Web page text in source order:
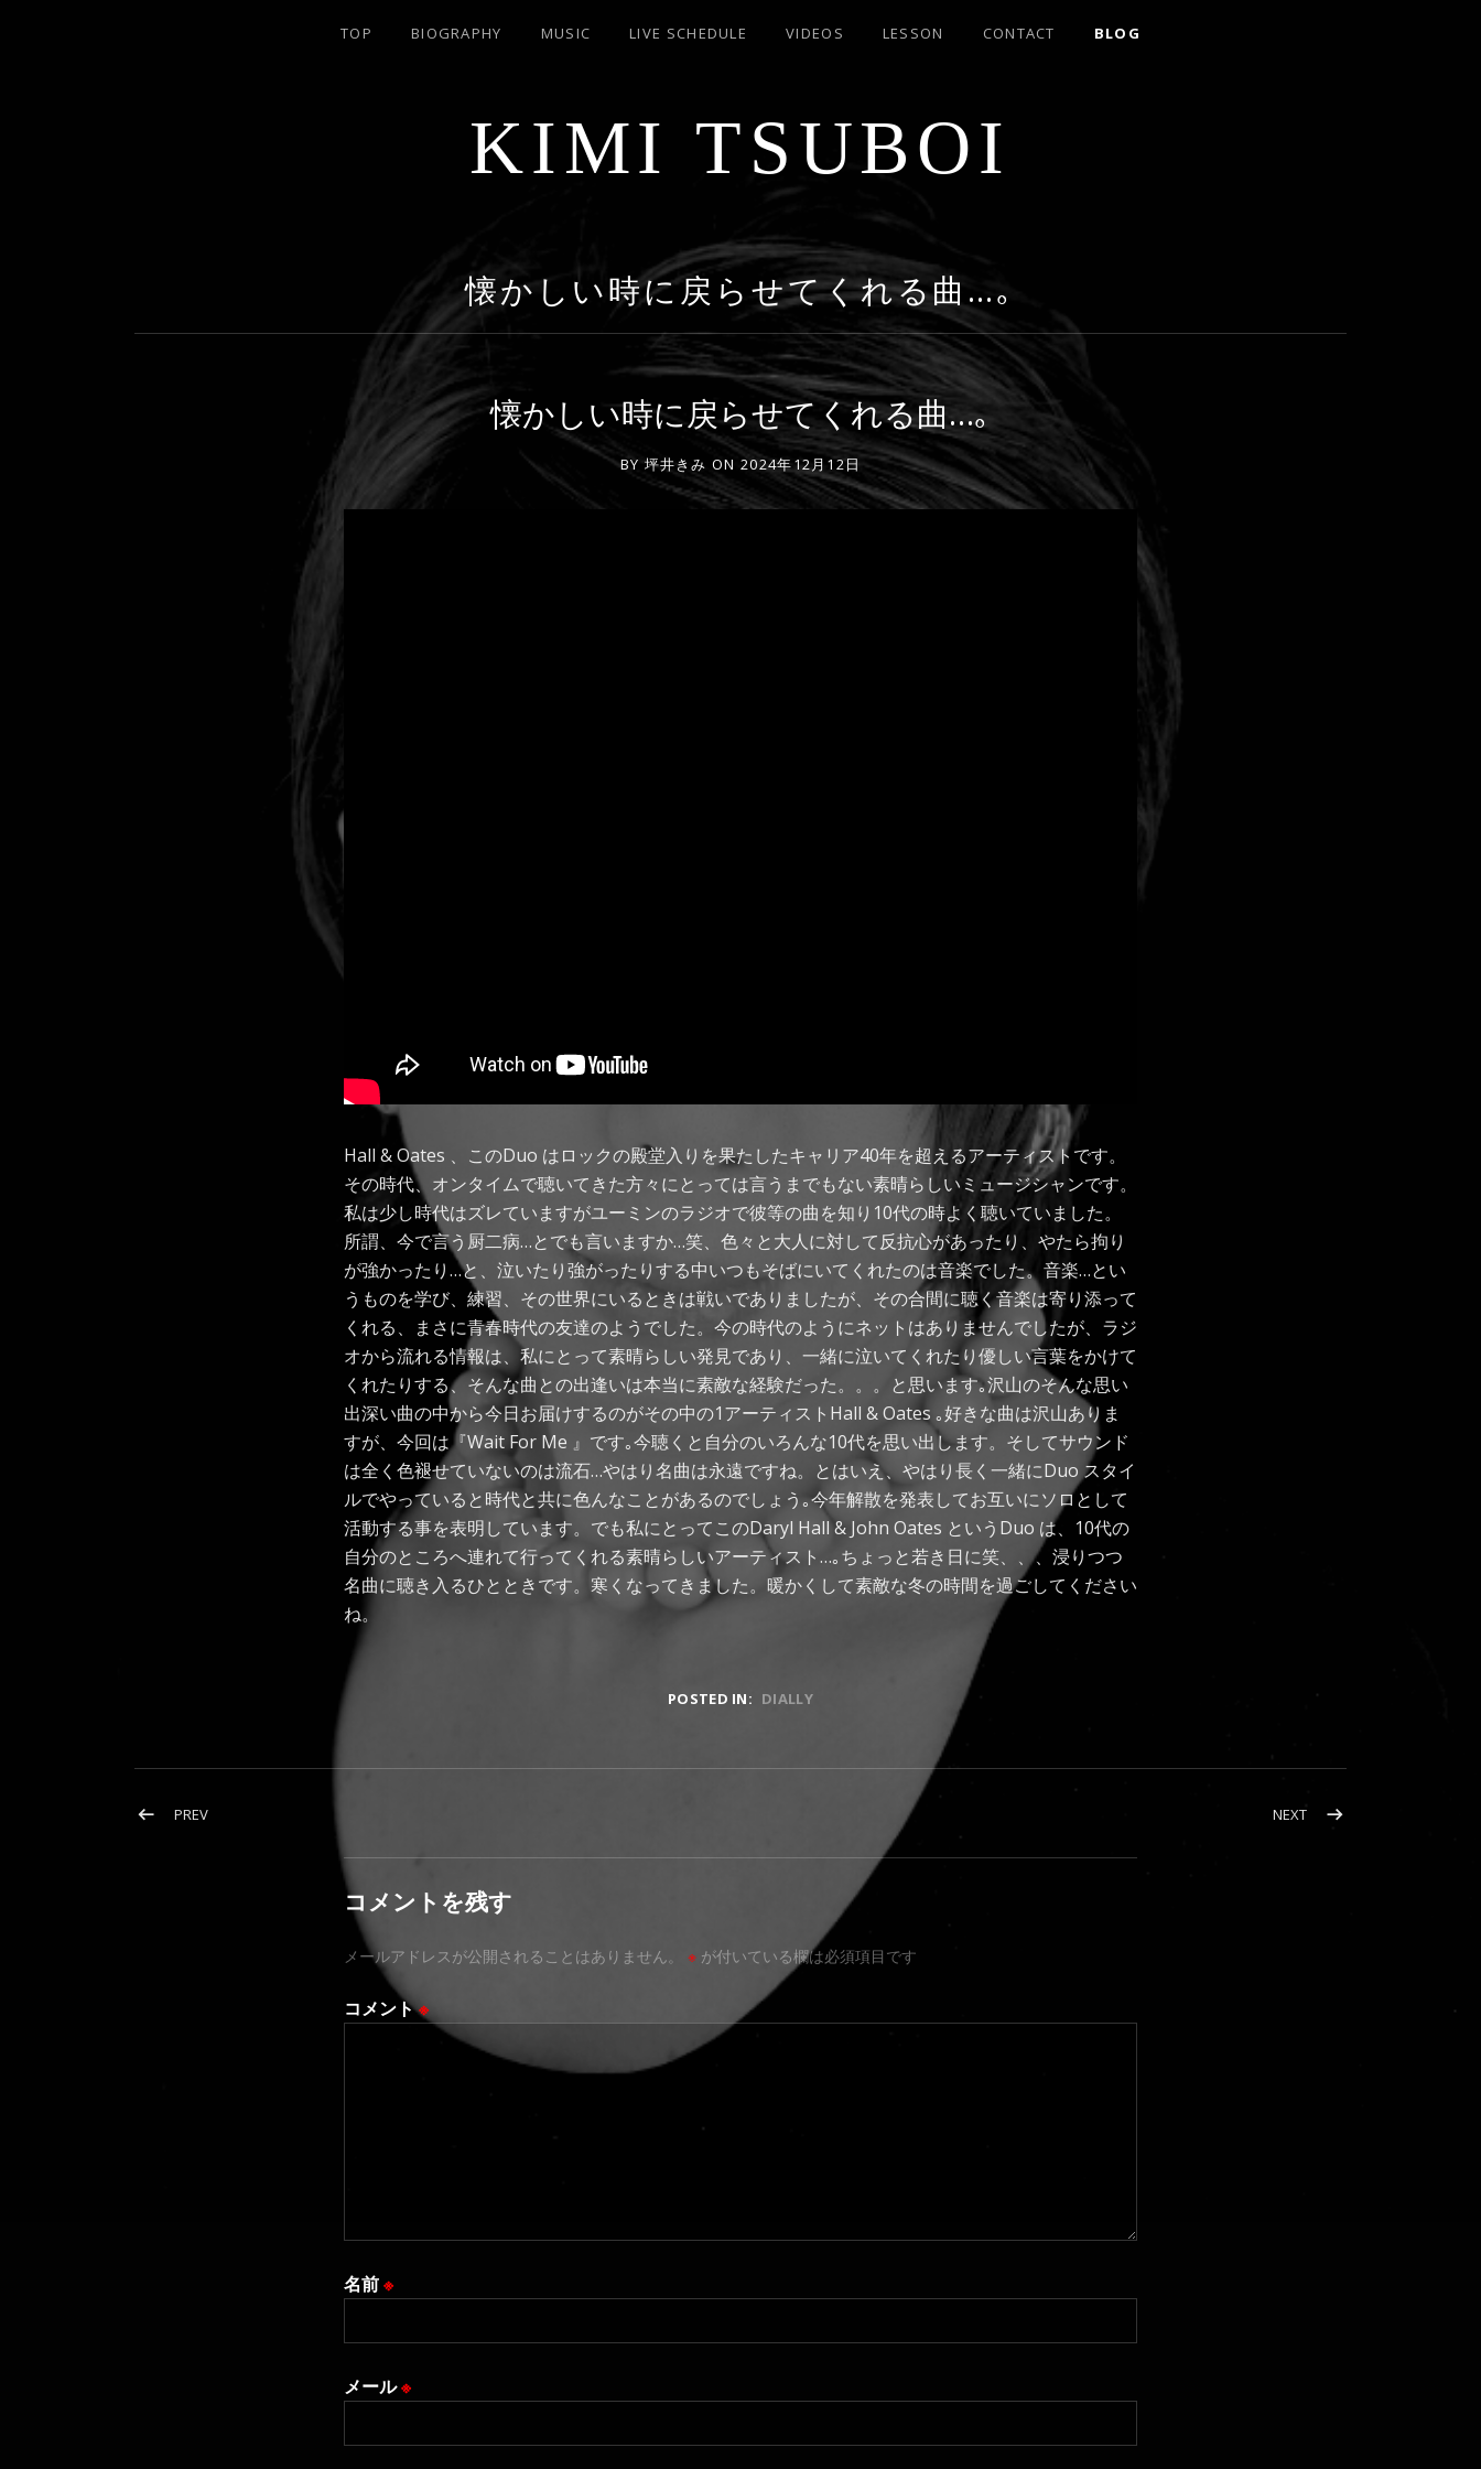
KIMI TSUBOI
TOP BIOGRAPHY MUSIC LIVE SCHEDULE VIDEOS LESSON CONTACT BLOG
懐かしい時に戻らせてくれる曲…｡
懐かしい時に戻らせてくれる曲…｡
BY 坪井きみ ON 2024年12月12日
Hall & Oates 、このDuo はロックの殿堂入りを果たしたキャリア40年を超えるアーティストです。
その時代、オンタイムで聴いてきた方々にとっては言うまでもない素晴らしいミュージシャンです。
私は少し時代はズレていますがユーミンのラジオで彼等の曲を知り10代の時よく聴いていました。
所謂、今で言う厨二病…とでも言いますか…笑、色々と大人に対して反抗心があったり、やたら拘り
が強かったり…と、泣いたり強がったりする中いつもそばにいてくれたのは音楽でした。音楽…とい
うものを学び、練習、その世界にいるときは戦いでありましたが、その合間に聴く音楽は寄り添って
くれる、まさに青春時代の友達のようでした。今の時代のようにネットはありませんでしたが、ラジ
オから流れる情報は、私にとって素晴らしい発見であり、一緒に泣いてくれたり優しい言葉をかけて
くれたりする、そんな曲との出逢いは本当に素敵な経験だった。。。と思います｡沢山のそんな思い
出深い曲の中から今日お届けするのがその中の1アーティストHall & Oates ｡好きな曲は沢山ありま
すが、今回は『Wait For Me 』です｡今聴くと自分のいろんな10代を思い出します。そしてサウンド
は全く色褪せていないのは流石…やはり名曲は永遠ですね。とはいえ、やはり長く一緒にDuo スタイ
ルでやっていると時代と共に色んなことがあるのでしょう｡今年解散を発表してお互いにソロとして
活動する事を表明しています。でも私にとってこのDaryl Hall & John Oates というDuo は、10代の
自分のところへ連れて行ってくれる素晴らしいアーティスト…｡ちょっと若き日に笑、、、浸りつつ
名曲に聴き入るひとときです。寒くなってきました。暖かくして素敵な冬の時間を過ごしてください
ね。
POSTED IN: DIALLY
投稿ナビゲーション
PREVPOST: クリスマスシーズンの幸せな気分…なんか嬉しいね｡ NEXTPOST: みんなそれぞれの
コメントを残す
メールアドレスが公開されることはありません。 ※ が付いている欄は必須項目です
コメント※
名前※
メール※